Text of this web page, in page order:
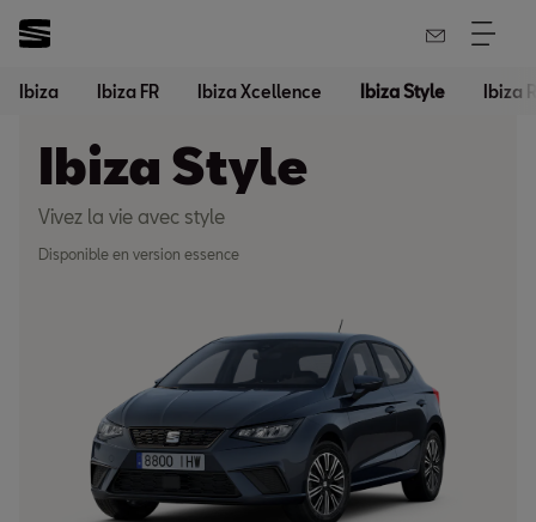
Ibiza Ibiza FR Ibiza Xcellence Ibiza Style Ibiza
Ibiza Style
Vivez la vie avec style
Disponible en version essence